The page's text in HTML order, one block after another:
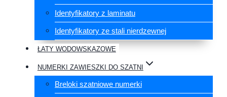
Identyfikatory z laminatu
Identyfikatory ze stali nierdzewnej
ŁATY WODOWSKAZOWE
NUMERKI ZAWIESZKI DO SZATNI
Breloki szatniowe numerki